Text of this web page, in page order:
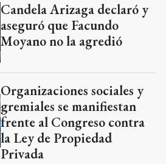
Candela Arizaga declaró y
aseguró que Facundo
Moyano no la agredió
Organizaciones sociales y
gremiales se manifiestan
frente al Congreso contra
la Ley de Propiedad
Privada